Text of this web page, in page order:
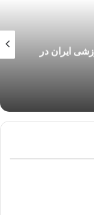
ایران در